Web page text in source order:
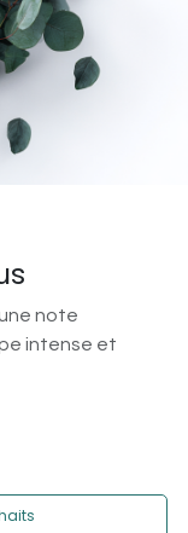
note
intense et